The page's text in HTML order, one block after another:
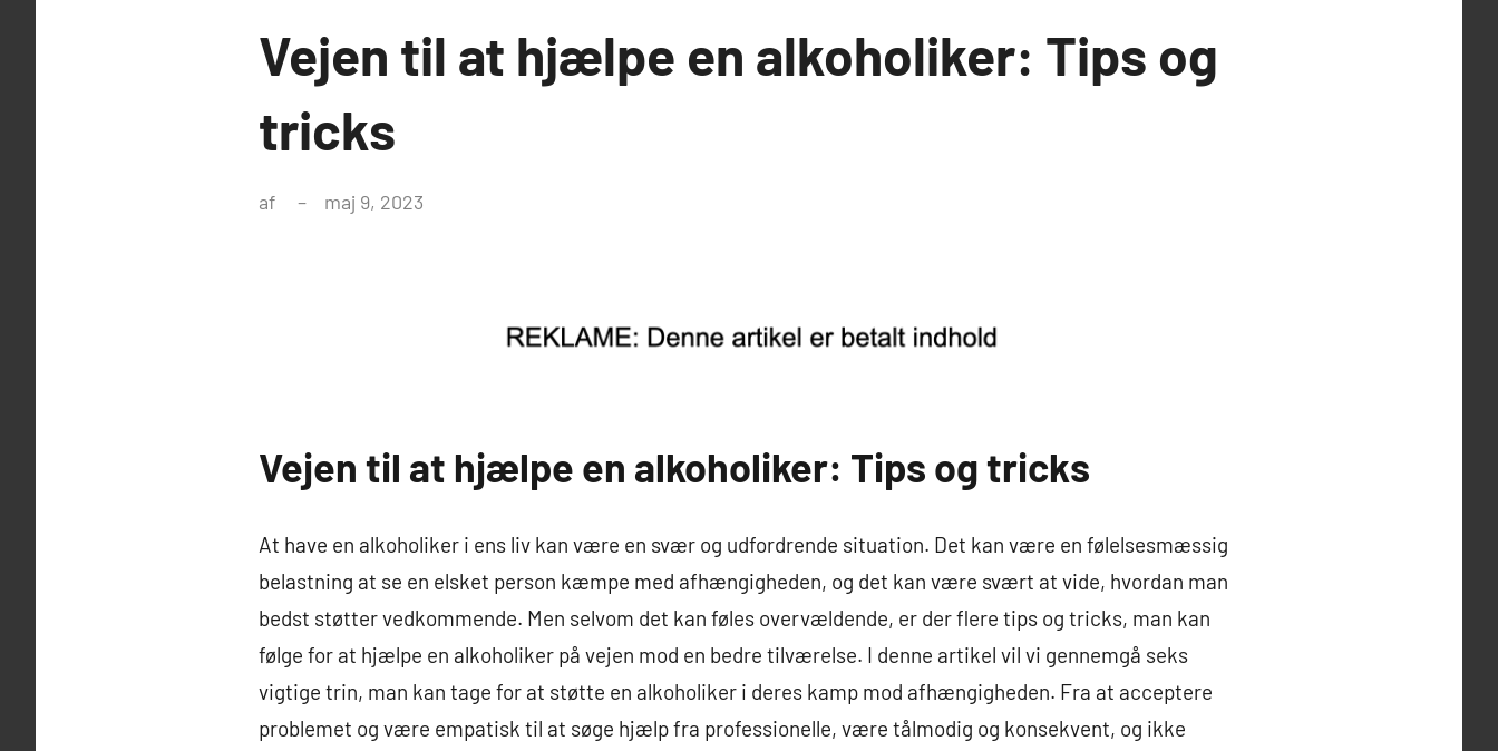
Vejen til at hjælpe en alkoholiker: Tips og
tricks
af maj 9, 2023
Vejen til at hjælpe en alkoholiker: Tips og tricks
At have en alkoholiker i ens liv kan være en svær og udfordrende situation. Det kan være en følelsesmæssig
belastning at se en elsket person kæmpe med afhængigheden, og det kan være svært at vide, hvordan man
bedst støtter vedkommende. Men selvom det kan føles overvældende, er der flere tips og tricks, man kan
følge for at hjælpe en alkoholiker på vejen mod en bedre tilværelse. I denne artikel vil vi gennemgå seks
vigtige trin, man kan tage for at støtte en alkoholiker i deres kamp mod afhængigheden. Fra at acceptere
problemet og være empatisk til at søge hjælp fra professionelle, være tålmodig og konsekvent, og ikke